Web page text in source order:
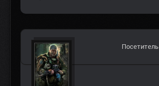
Посетитель